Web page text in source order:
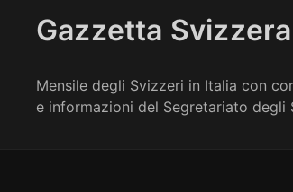
Gazzetta Svizzera
Mensile degli Svizzeri in Italia con
e informazioni del Segretariato degli